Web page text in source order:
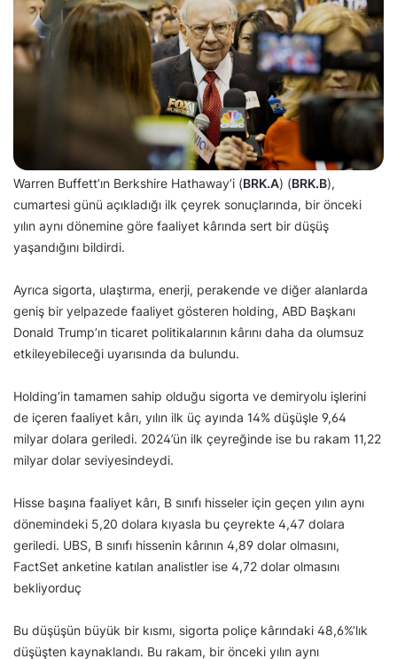
Warren Buffett’ın Berkshire Hathaway’i (BRK.A) (BRK.B),
cumartesi günü açıkladığı ilk çeyrek sonuçlarında, bir önceki
yılın aynı dönemine göre faaliyet kârında sert bir düşüş
yaşandığını bildirdi.
Ayrıca sigorta, ulaştırma, enerji, perakende ve diğer alanlarda
geniş bir yelpazede faaliyet gösteren holding, ABD Başkanı
Donald Trump’ın ticaret politikalarının kârını daha da olumsuz
etkileyebileceği uyarısında da bulundu.
Holding’in tamamen sahip olduğu sigorta ve demiryolu işlerini
de içeren faaliyet kârı, yılın ilk üç ayında 14% düşüşle 9,64
milyar dolara geriledi. 2024’ün ilk çeyreğinde ise bu rakam 11,22
milyar dolar seviyesindeydi.
Hisse başına faaliyet kârı, B sınıfı hisseler için geçen yılın aynı
dönemindeki 5,20 dolara kıyasla bu çeyrekte 4,47 dolara
geriledi. UBS, B sınıfı hissenin kârının 4,89 dolar olmasını,
FactSet anketine katılan analistler ise 4,72 dolar olmasını
bekliyorduç
Bu düşüşün büyük bir kısmı, sigorta poliçe kârındaki 48,6%’lık
düşüşten kaynaklandı. Bu rakam, bir önceki yılın aynı